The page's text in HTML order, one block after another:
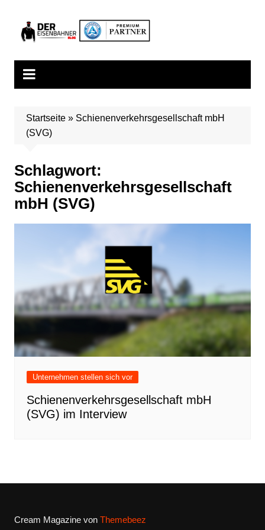
springen
Startseite» Schienenverkehrsgesellschaft mbH
(SVG)
Schlagwort:
Schienenverkehrsgesellschaft
mbH (SVG)
Unternehmen stellen sich vor
Schienenverkehrsgesellschaft mbH
(SVG) im Interview
Cream Magazine von Themebeez